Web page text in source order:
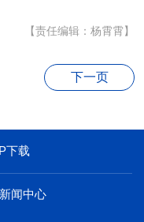
【责任编辑：杨霄霄】
下一页
下载
闻中心